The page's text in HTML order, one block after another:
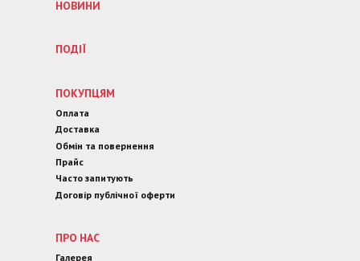
НОВИНИ
ПОДІЇ
ПОКУПЦЯМ
Оплата
Доставка
Обмін та повернення
Прайс
Часто запитують
Договір публічної оферти
ПРО НАС
Галерея